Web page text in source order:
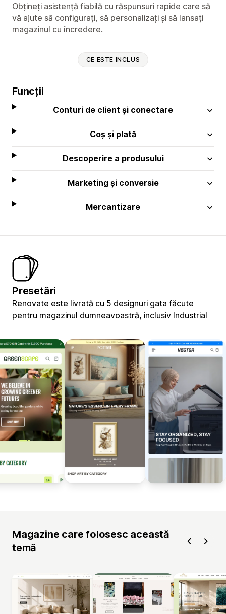
Obțineți asistență fiabilă cu răspunsuri rapide care să
vă ajute să configurați, să personalizați și să lansați
magazinul cu încredere.
CE ESTE INCLUS
Funcții
Conturi de client și conectare
Coș și plată
Descoperire a produsului
Marketing și conversie
Mercantizare
Presetări
Renovate este livrată cu 5 designuri gata făcute
pentru magazinul dumneavoastră, inclusiv Industrial
Magazine care folosesc această
temă